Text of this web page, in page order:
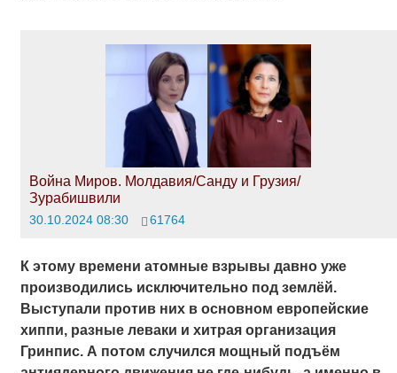
Война Миров. Молдавия/Санду и Грузия/
Зурабишвили
30.10.2024 08:30 61764
К этому времени атомные взрывы давно уже
производились исключительно под землёй.
Выступали против них в основном европейские
хиппи, разные леваки и хитрая организация
Гринпис. А потом случился мощный подъём